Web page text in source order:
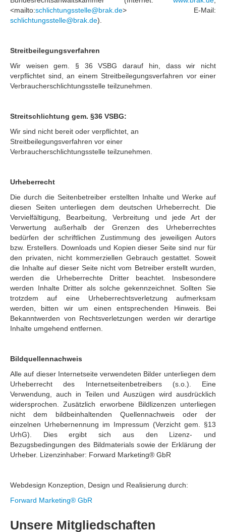
<mailto:schlichtungsstelle@brak.de> E-Mail:
schlichtungsstelle@brak.de).
Streitbeilegungsverfahren
Wir weisen gem. § 36 VSBG darauf hin, dass wir nicht
verpflichtet sind, an einem Streitbeilegungsverfahren vor einer
Verbraucherschlichtungsstelle teilzunehmen.
Streitschlichtung gem. §36 VSBG:
Wir sind nicht bereit oder verpflichtet, an
Streitbeilegungsverfahren vor einer
Verbraucherschlichtungsstelle teilzunehmen.
Urheberrecht
Die durch die Seitenbetreiber erstellten Inhalte und Werke auf
diesen Seiten unterliegen dem deutschen Urheberrecht. Die
Vervielfältigung, Bearbeitung, Verbreitung und jede Art der
Verwertung außerhalb der Grenzen des Urheberrechtes
bedürfen der schriftlichen Zustimmung des jeweiligen Autors
bzw. Erstellers. Downloads und Kopien dieser Seite sind nur für
den privaten, nicht kommerziellen Gebrauch gestattet. Soweit
die Inhalte auf dieser Seite nicht vom Betreiber erstellt wurden,
werden die Urheberrechte Dritter beachtet. Insbesondere
werden Inhalte Dritter als solche gekennzeichnet. Sollten Sie
trotzdem auf eine Urheberrechtsverletzung aufmerksam
werden, bitten wir um einen entsprechenden Hinweis. Bei
Bekanntwerden von Rechtsverletzungen werden wir derartige
Inhalte umgehend entfernen.
Bildquellennachweis
Alle auf dieser Internetseite verwendeten Bilder unterliegen dem
Urheberrecht des Internetseitenbetreibers (s.o.). Eine
Verwendung, auch in Teilen und Auszügen wird ausdrücklich
widersprochen. Zusätzlich erworbene Bildlizenzen unterliegen
nicht dem bildbeinhaltenden Quellennachweis oder der
einzelnen Urhebernennung im Impressum (Verzicht gem. §13
UrhG). Dies ergibt sich aus den Lizenz- und
Bezugsbedingungen des Bildmaterials sowie der Erklärung der
Urheber. Lizenzinhaber: Forward Marketing® GbR
Webdesign Konzeption, Design und Realisierung durch:
Forward Marketing® GbR
Unsere Mitgliedschaften